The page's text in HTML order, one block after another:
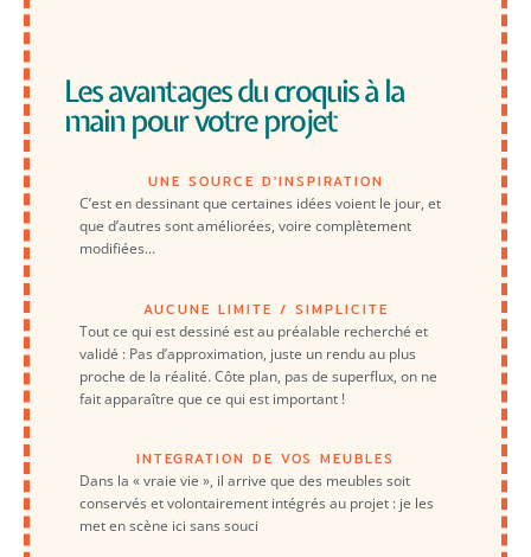
Les avantages du croquis à la
main pour votre projet
UNE SOURCE D'INSPIRATION
C’est en dessinant que certaines idées voient le jour, et
que d’autres sont améliorées, voire complètement
modifiées…
AUCUNE LIMITE / SIMPLICITE
Tout ce qui est dessiné est au préalable recherché et
validé : Pas d’approximation, juste un rendu au plus
proche de la réalité. Côte plan, pas de superflux, on ne
fait apparaître que ce qui est important !
INTEGRATION DE VOS MEUBLES
Dans la « vraie vie », il arrive que des meubles soit
conservés et volontairement intégrés au projet : je les
met en scène ici sans souci